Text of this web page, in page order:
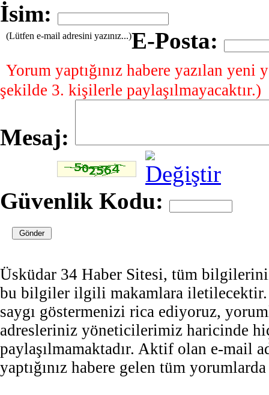
İsim:
E-Posta:
(Lütfen e-mail adresini yazınız...)
Yorum yaptığınız habere yazılan
şekilde 3. kişilerle paylaşılmayacaktır.)
Mesaj:
Güvenlik Kodu:
Üsküdar 34 Haber Sitesi, tüm
bu bilgiler ilgili makamlara iletilecektir.
saygı göstermenizi rica ediyoruz,
adresleriniz yöneticilerimiz haricinde
paylaşılmamaktadır. Aktif olan e-mail
yaptığınız habere gelen tüm